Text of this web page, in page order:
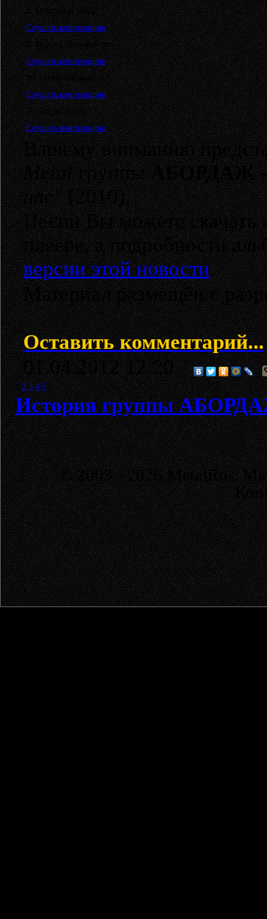
8. Крестовый поход
Слушать композицию
9. Билет в странный мир
Слушать композицию
10. Полярный комвой
Слушать композицию
11. Ты умираешь
Слушать композицию
Вашему вниманию
MetalгруппыАБОРДАЖ
нас"(2010).
Песни Вы можете
плеере, а подробности
версии этой новости.
Материал размещён с
Оставить комментарий...
01.04.2012 12:20
1 2 3 4 5
История группы
© 2003 - 2026 MetalRus.